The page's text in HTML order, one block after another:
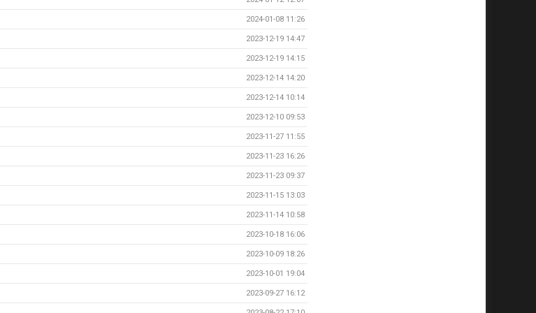
2024-01-08 11:26
2023-12-19 14:47
2023-12-19 14:15
2023-12-14 14:20
2023-12-14 10:14
2023-12-10 09:53
2023-11-27 11:55
2023-11-23 16:26
2023-11-23 09:37
2023-11-15 13:03
2023-11-14 10:58
2023-10-18 16:06
2023-10-09 18:26
2023-10-01 19:04
2023-09-27 16:12